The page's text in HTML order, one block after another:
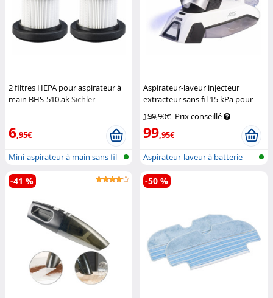
2 filtres HEPA pour aspirateur à
main BHS-510.akSichler
6,95€
Mini-aspirateur à main sans fil
Aspirateur-laveur injecteur
extracteur sans fil 15 kPa pour
Sichler
Haushaltsgeräte
199,90€ Prix conseillé
99,95€
Aspirateur-laveur à batterie
avec b...
-41 % -50 %